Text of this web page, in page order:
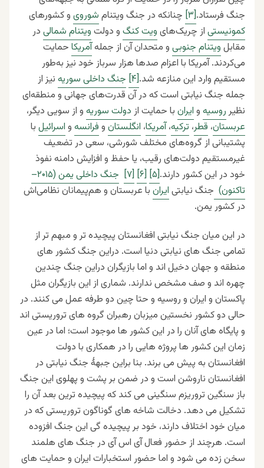
جنگ فرستاد.[۳] چنانکه در جنگ ویتنام شوروی و کشورهای
کمونیستی از چریک‌های ویت کنگ و دولت ویتنام شمالی در
مقابل ویتنام جنوبی و متحدان آن از جملهآمریکا حمایت
می‌کردند. آمریکا با اعزام صدها هزار سرباز خود نیز به‌طور
مستقیم وارد این منازعه شد.[۴] جنگ داخلی سوریه نیز از
جمله جنگ نیابتی است که در آن قدرت‌های جهانی و منطقه‌ای
نظیر روسیه و ایران با حمایت از دولت سوریه و از سویی دیگر،
عربستان، قطر، ترکیه،آمریکا،‌ انگلستان و فرانسه و اسرائیل با
پشتیبانی از گروه‌های مختلف شورشی، سعی در تضعیف
غیرمستقیم دولت‌های رقیب، یا حفظ و افزایش دامنه نفوذ
خود در این کشور دارند.[۵] [۶] [۷]
جنگ داخلی یمن (۲۰۱۵–
تاکنون) جنگ نیابتی ایران با عربستان و هم‌پیمانان نظامی‌اش
در کشور یمن.
در این میان جنگ نیابتی افغانستان پیچیده تر و مبهم تر از
تمامی جنگ های نیابتی دنیا است. دراین جنگ کشور های
منطقه و جهان دخیل اند و اما بازیگران دراین جنگ چندین
چهره اند و صف مشخص ندارند. شماری از این بازیگران مثل
پاکستان و ایران و روسیه و حتا چین دو طرفه عمل می کنند. در
حالی دو کشور نخستین میزبان رهبران گروه های تروریستی اند
و پایگاه های آنان را در این کشور ها موجود است؛ اما در عین
زمان این کشور ها پروژه هایی را در همکاری با دولت
افغانستان به پیش می برند. بنا براین جبهۀ جنگ نیابتی در
افغانستان ناروشن است و در ضمن بر پشت و پهلوی این جنگ
باز سنگین تروریزم سنگینی می کند که پیچیده ترین بعد آن را
تشکیل می دهد. دخالت شاخه های گوناگون تروریستی که در
میان خود اختلاف دارند، خود بر پیچیده گی این جنگ افزوده
است. هرچند از حضور فعال آی اس آی در جنگ های هلمند
سخن زده می شود و اما حضور استخبارات ایران و حمایت های